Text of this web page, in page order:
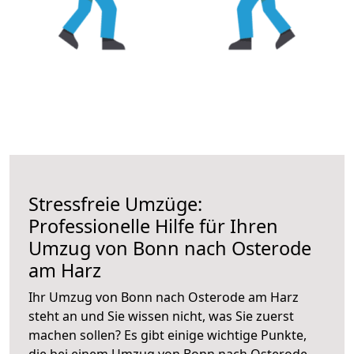
Stressfreie Umzüge:
Professionelle Hilfe für Ihren
Umzug von Bonn nach Osterode
am Harz
Ihr Umzug von Bonn nach Osterode am Harz
steht an und Sie wissen nicht, was Sie zuerst
machen sollen? Es gibt einige wichtige Punkte,